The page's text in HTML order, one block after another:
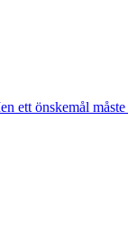
ett önskemål